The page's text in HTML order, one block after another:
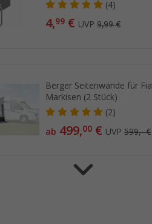
(4)
4,99 € UVP9,99 €
Berger Seitenwände für
Markisen (2 Stück)
(2)
ab 499,00 € UVP599,- €